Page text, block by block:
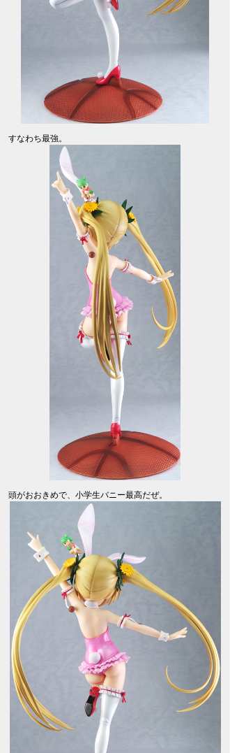
すなわち最強。
頭がおおきめで、小学生バニー最高だぜ。